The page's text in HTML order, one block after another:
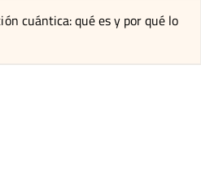
cuántica: qué es y por qué lo